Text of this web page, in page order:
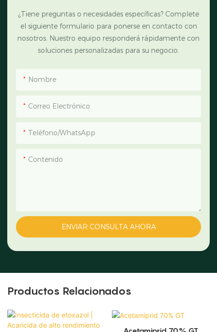
¿Tiene preguntas o necesidades específicas? Complete
el siguiente formulario para ponerse en contacto con
nosotros. Nuestro equipo responderá rápidamente con
soluciones personalizadas para su negocio.
Nombre
Correo Electrónico
Teléfono/WhatsApp
Contenido
ENVIAR CONSULTA AHORA
Productos Relacionados